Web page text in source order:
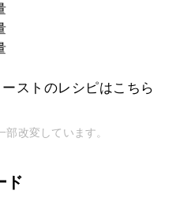
ストのレシピはこちら
改変しています。
ド